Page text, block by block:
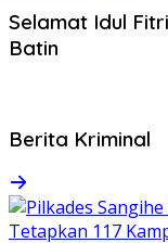
Selamat Idul
Batin
Berita Kriminal